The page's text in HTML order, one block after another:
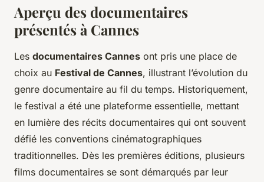
Aperçu des documentaires
présentés à Cannes
Les documentaires Cannes ont pris une place de
choix au Festival de Cannes, illustrant l’évolution du
genre documentaire au fil du temps. Historiquement,
le festival a été une plateforme essentielle, mettant
en lumière des récits documentaires qui ont souvent
défié les conventions cinématographiques
traditionnelles. Dès les premières éditions, plusieurs
films documentaires se sont démarqués par leur